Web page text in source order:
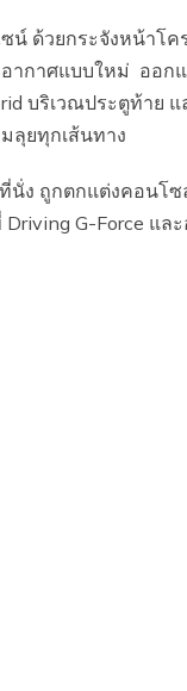
ซน์ ด้วยกระจังหน้า
อากาศแบบใหม่ ออ
บริเวณประตูท้าย
ลุยทุกเส้นทาง
นั่ง ถูกตกแต่งคอน
G-Force แล